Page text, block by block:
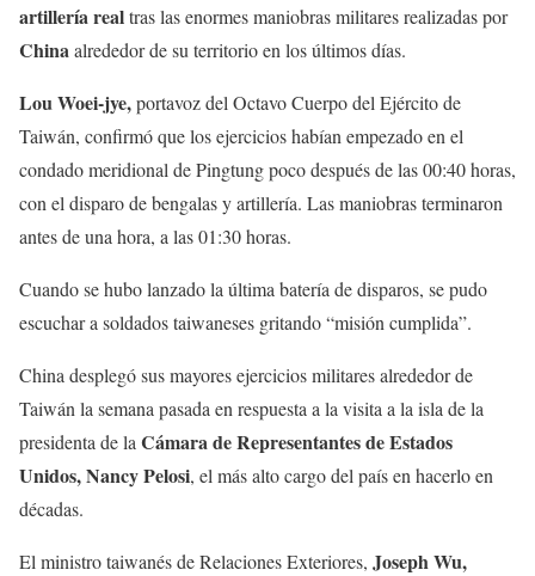
artillería realtras las enormes maniobras militares realizadas por
Chinaalrededor de su territorio en los últimos días.
Lou Woei-jye,portavoz del Octavo Cuerpo del Ejército de
Taiwán, confirmó que los ejercicios habían empezado en el
condado meridional de Pingtung poco después de las 00:40 horas,
con el disparo de bengalas y artillería. Las maniobras terminaron
antes de una hora, a las 01:30 horas.
Cuando se hubo lanzado la última batería de disparos, se pudo
escuchar a soldados taiwaneses gritando “misión cumplida”.
China desplegó sus mayores ejercicios militares alrededor de
Taiwán la semana pasada en respuesta a la visita a la isla de la
presidenta de la Cámara de Representantes de Estados
Unidos, Nancy Pelosi, el más alto cargo del país en hacerlo en
décadas.
El ministro taiwanés de Relaciones Exteriores, Joseph Wu,